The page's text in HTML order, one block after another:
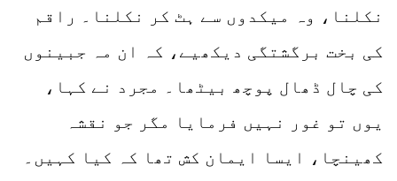
نکلنا، وہ میکدوں سے ہٹ کر نکلنا۔ راقم
کی بخت برگشتگی دیکھیے، کہ ان مہ جبینوں
کی چال ڈھال پوچھ بیٹھا۔ مجرد نے کہا،
یوں تو غور نہیں فرمایا مگر جو نقشہ
کھینچا، ایسا ایمان کش تھا کہ کیا کہیں۔